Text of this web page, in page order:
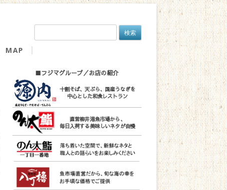
検
MAP
■フジマグループ／お店の紹介
十割そば、天ぷら、国産うなぎを
中心とした和食レストラン
直営柳井港魚市場から、
毎日入荷する美味しいネタが自慢